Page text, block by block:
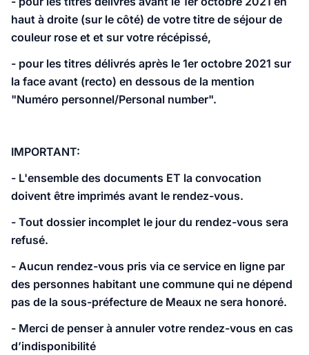
haut à droite (sur le côté) de votre titre de séjour de
couleur rose et et sur votre récépissé,
- pour les titres délivrés après le 1er octobre 2021 sur
la face avant (recto) en dessous de la mention
"Numéro personnel/Personal number".
IMPORTANT:
- L'ensemble des documents ET la convocation
doivent être imprimés avant le rendez-vous.
- Tout dossier incomplet le jour du rendez-vous sera
refusé.
- Aucun rendez-vous pris via ce service en ligne par
des personnes habitant une commune qui ne dépend
pas de la sous-préfecture de Meaux ne sera honoré.
- Merci de penser à annuler votre rendez-vous en cas
d’indisponibilité